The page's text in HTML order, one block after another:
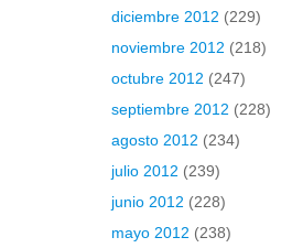
diciembre 2012 (229)
noviembre 2012 (218)
octubre 2012 (247)
septiembre 2012 (228)
agosto 2012 (234)
julio 2012 (239)
junio 2012 (228)
mayo 2012 (238)